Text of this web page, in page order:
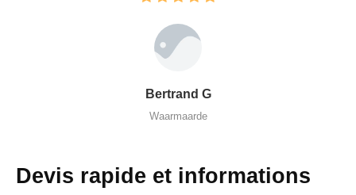
Bertrand G
Waarmaarde
Devis rapide et informations